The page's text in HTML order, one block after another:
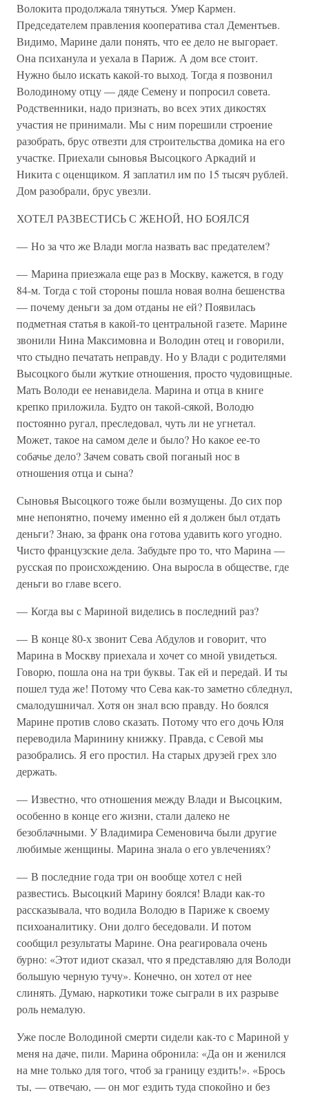
Волокита продолжала тянуться. Умер Кармен.
Председателем правления кооператива стал Дементьев.
Видимо, Марине дали понять, что ее дело не выгорает.
Она психанула и уехала в Париж. А дом все стоит.
Нужно было искать какой-то выход. Тогда я позвонил
Володиному отцу — дяде Семену и попросил совета.
Родственники, надо признать, во всех этих дикостях
участия не принимали. Мы с ним порешили строение
разобрать, брус отвезти для строительства домика на его
участке. Приехали сыновья Высоцкого Аркадий и
Никита с оценщиком. Я заплатил им по 15 тысяч рублей.
Дом разобрали, брус увезли.
ХОТЕЛ РАЗВЕСТИСЬ С ЖЕНОЙ, НО БОЯЛСЯ
— Но за что же Влади могла назвать вас предателем?
— Марина приезжала еще раз в Москву, кажется, в году
84-м. Тогда с той стороны пошла новая волна бешенства
— почему деньги за дом отданы не ей? Появилась
подметная статья в какой-то центральной газете. Марине
звонили Нина Максимовна и Володин отец и говорили,
что стыдно печатать неправду. Но у Влади с родителями
Высоцкого были жуткие отношения, просто чудовищные.
Мать Володи ее ненавидела. Марина и отца в книге
крепко приложила. Будто он такой-сякой, Володю
постоянно ругал, преследовал, чуть ли не угнетал.
Может, такое на самом деле и было? Но какое ее-то
собачье дело? Зачем совать свой поганый нос в
отношения отца и сына?
Сыновья Высоцкого тоже были возмущены. До сих пор
мне непонятно, почему именно ей я должен был отдать
деньги? Знаю, за франк она готова удавить кого угодно.
Чисто французские дела. Забудьте про то, что Марина —
русская по происхождению. Она выросла в обществе, где
деньги во главе всего.
— Когда вы с Мариной виделись в последний раз?
— В конце 80-х звонит Сева Абдулов и говорит, что
Марина в Москву приехала и хочет со мной увидеться.
Говорю, пошла она на три буквы. Так ей и передай. И ты
пошел туда же! Потому что Сева как-то заметно сбледнул,
смалодушничал. Хотя он знал всю правду. Но боялся
Марине против слово сказать. Потому что его дочь Юля
переводила Маринину книжку. Правда, с Севой мы
разобрались. Я его простил. На старых друзей грех зло
держать.
— Известно, что отношения между Влади и Высоцким,
особенно в конце его жизни, стали далеко не
безоблачными. У Владимира Семеновича были другие
любимые женщины. Марина знала о его увлечениях?
— В последние года три он вообще хотел с ней
развестись. Высоцкий Марину боялся! Влади как-то
рассказывала, что водила Володю в Париже к своему
психоаналитику. Они долго беседовали. И потом
сообщил результаты Марине. Она реагировала очень
бурно: «Этот идиот сказал, что я представляю для Володи
большую черную тучу». Конечно, он хотел от нее
слинять. Думаю, наркотики тоже сыграли в их разрыве
роль немалую.
Уже после Володиной смерти сидели как-то с Мариной у
меня на даче, пили. Марина обронила: «Да он и женился
на мне только для того, чтоб за границу ездить!». «Брось
ты, — отвечаю, — он мог ездить туда спокойно и без